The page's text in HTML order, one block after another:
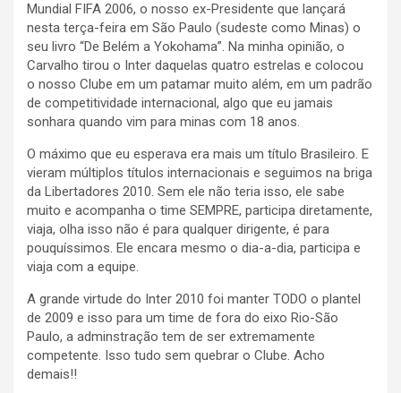
Mundial FIFA 2006, o nosso ex-Presidente que lançará
nesta terça-feira em São Paulo (sudeste como Minas) o
seu livro “De Belém a Yokohama”. Na minha opinião, o
Carvalho tirou o Inter daquelas quatro estrelas e colocou
o nosso Clube em um patamar muito além, em um padrão
de competitividade internacional, algo que eu jamais
sonhara quando vim para minas com 18 anos.
O máximo que eu esperava era mais um título Brasileiro. E
vieram múltiplos títulos internacionais e seguimos na briga
da Libertadores 2010. Sem ele não teria isso, ele sabe
muito e acompanha o time SEMPRE, participa diretamente,
viaja, olha isso não é para qualquer dirigente, é para
pouquíssimos. Ele encara mesmo o dia-a-dia, participa e
viaja com a equipe.
A grande virtude do Inter 2010 foi manter TODO o plantel
de 2009 e isso para um time de fora do eixo Rio-São
Paulo, a adminstração tem de ser extremamente
competente. Isso tudo sem quebrar o Clube. Acho
demais!!